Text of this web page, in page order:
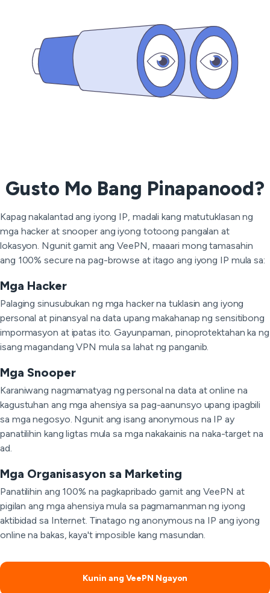
Gusto Mo Bang Pinapanood?
Kapag nakalantad ang iyong IP, madali kang matutuklasan ng
mga hacker at snooper ang iyong totoong pangalan at
lokasyon. Ngunit gamit ang VeePN, maaari mong tamasahin
ang 100% secure na pag-browse at itago ang iyong IP mula sa:
Mga Hacker
Palaging sinusubukan ng mga hacker na tuklasin ang iyong
personal at pinansyal na data upang makahanap ng sensitibong
impormasyon at ipatas ito. Gayunpaman, pinoprotektahan ka ng
isang magandang VPN mula sa lahat ng panganib.
Mga Snooper
Karaniwang nagmamatyag ng personal na data at online na
kagustuhan ang mga ahensiya sa pag-aanunsyo upang ipagbili
sa mga negosyo. Ngunit ang isang anonymous na IP ay
panatilihin kang ligtas mula sa mga nakakainis na naka-target na
ad.
Mga Organisasyon sa Marketing
Panatilihin ang 100% na pagkapribado gamit ang VeePN at
pigilan ang mga ahensiya mula sa pagmamanman ng iyong
aktibidad sa Internet. Tinatago ng anonymous na IP ang iyong
online na bakas, kaya't imposible kang masundan.
Kunin ang VeePN Ngayon